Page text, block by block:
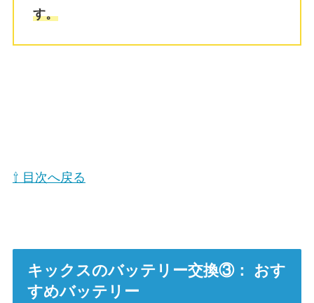
す。
⇧ 目次へ戻る
キックスのバッテリー交換③： おす
すめバッテリー